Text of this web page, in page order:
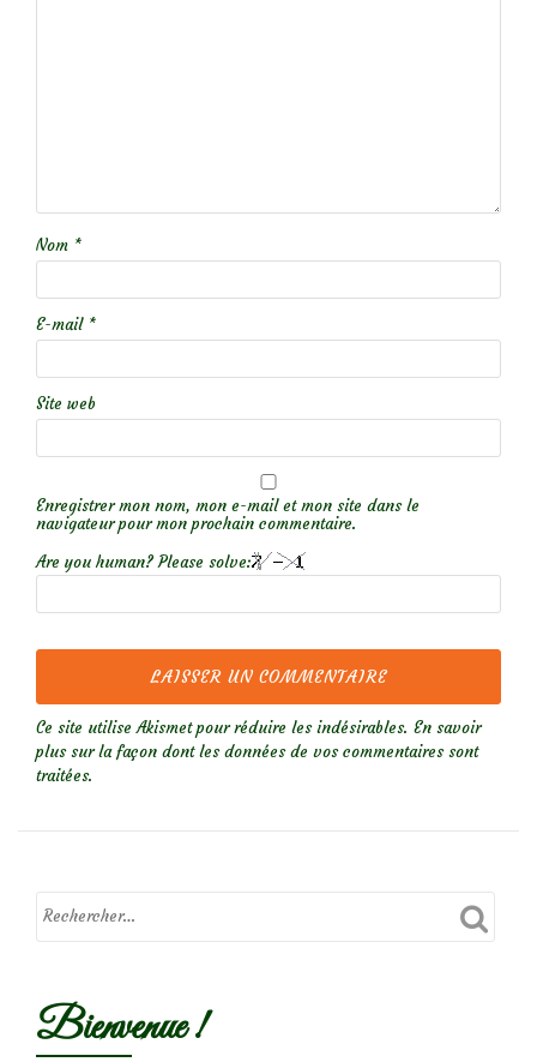
Nom *
E-mail *
Site web
Enregistrer mon nom, mon e-mail et mon site dans le
navigateur pour mon prochain commentaire.
Are you human? Please solve:
Ce site utilise Akismet pour réduire les indésirables. En savoir
plus sur la façon dont les données de vos commentaires sont
traitées.
Bienvenue !